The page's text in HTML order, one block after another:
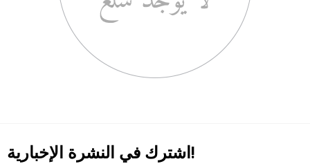
اشترك في النشرة الإخبارية!